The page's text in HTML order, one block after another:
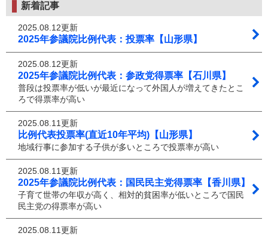
新着記事
2025.08.12更新
2025年参議院比例代表：投票率【山形県】
2025.08.12更新
2025年参議院比例代表：参政党得票率【石川県】
普段は投票率が低いが最近になって外国人が増えてきたとこ
ろで得票率が高い
2025.08.11更新
比例代表投票率(直近10年平均)【山形県】
地域行事に参加する子供が多いところで投票率が高い
2025.08.11更新
2025年参議院比例代表：国民民主党得票率【香川県】
子育て世帯の年収が高く、相対的貧困率が低いところで国民
民主党の得票率が高い
2025.08.11更新